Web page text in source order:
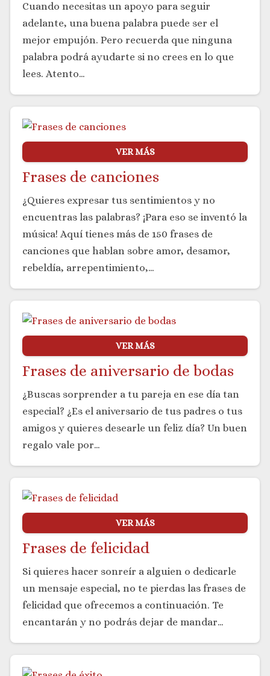
Cuando necesitas un apoyo para seguir
adelante, una buena palabra puede ser el
mejor empujón. Pero recuerda que ninguna
palabra podrá ayudarte si no crees en lo que
lees. Atento…
VER MÁS
Frases de canciones
¿Quieres expresar tus sentimientos y no
encuentras las palabras? ¡Para eso se inventó la
música! Aquí tienes más de 150 frases de
canciones que hablan sobre amor, desamor,
rebeldía, arrepentimiento,…
VER MÁS
Frases de aniversario de bodas
¿Buscas sorprender a tu pareja en ese día tan
especial? ¿Es el aniversario de tus padres o tus
amigos y quieres desearle un feliz día? Un buen
regalo vale por…
VER MÁS
Frases de felicidad
Si quieres hacer sonreír a alguien o dedicarle
un mensaje especial, no te pierdas las frases de
felicidad que ofrecemos a continuación. Te
encantarán y no podrás dejar de mandar…